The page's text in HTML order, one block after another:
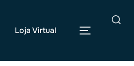
Loja Virtual
Pesquisar